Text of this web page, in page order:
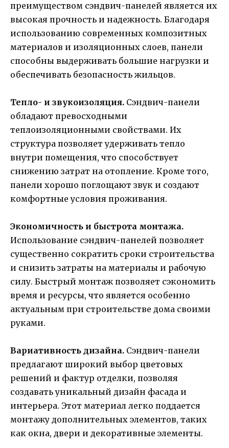
преимуществом сэндвич-панелей является их
высокая прочность и надежность. Благодаря
использованию современных композитных
материалов и изоляционных слоев, панели
способны выдерживать большие нагрузки и
обеспечивать безопасность жильцов.
Тепло- и звукоизоляция. Сэндвич-панели
обладают превосходными
теплоизоляционными свойствами. Их
структура позволяет удерживать тепло
внутри помещения, что способствует
снижению затрат на отопление. Кроме того,
панели хорошо поглощают звук и создают
комфортные условия проживания.
Экономичность и быстрота монтажа.
Использование сэндвич-панелей позволяет
существенно сократить сроки строительства
и снизить затраты на материалы и рабочую
силу. Быстрый монтаж позволяет сэкономить
время и ресурсы, что является особенно
актуальным при строительстве дома своими
руками.
Вариативность дизайна. Сэндвич-панели
предлагают широкий выбор цветовых
решений и фактур отделки, позволяя
создавать уникальный дизайн фасада и
интерьера. Этот материал легко поддается
монтажу дополнительных элементов, таких
как окна, двери и декоративные элементы.